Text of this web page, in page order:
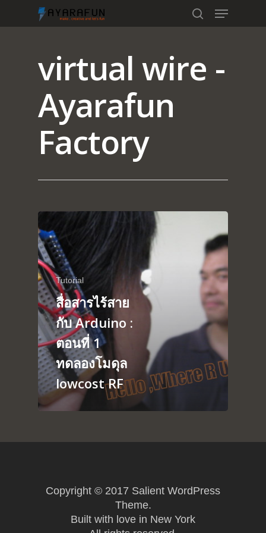
Hit enter to search or ESC to close
virtual wire -
Ayarafun
Factory
Tutorial
สื่อสารไร้สาย
กับ Arduino :
ตอนที่ 1
ทดลองโมดุล
lowcost RF
Copyright © 2017 Salient WordPress
Theme.
Built with love in New York
Home
Portfolio
Arduino
Tutorial
Raspberry pi
Interactive Design
Robotics
Contact
Summit Your